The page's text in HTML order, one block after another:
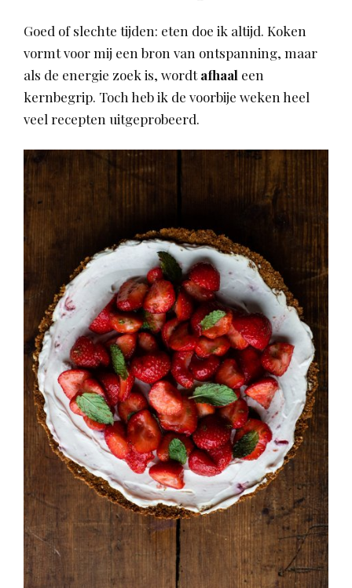
Goed of slechte tijden: eten doe ik altijd. Koken
vormt voor mij een bron van ontspanning, maar
als de energie zoek is, wordtafhaal een
kernbegrip. Toch heb ik de voorbije weken heel
veel recepten uitgeprobeerd.